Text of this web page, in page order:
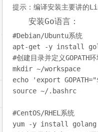
提示：编译安装主要讲的
安装Go语言：
#Debian/Ubuntu系统
#创建目录并定义GOPATH
echo
'export
source ~/.bashrc
#CentOS/RHEL系统